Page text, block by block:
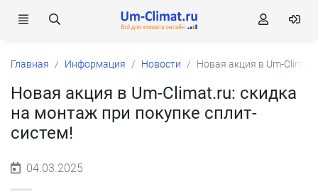
Главная Информация Новости Новая акция в Um-
Новая акция в Um-Climat.ru: скидка
на монтаж при покупке сплит-
систем!
04.03.2025